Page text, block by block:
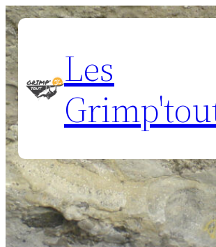
Aller
au
contenu
Les